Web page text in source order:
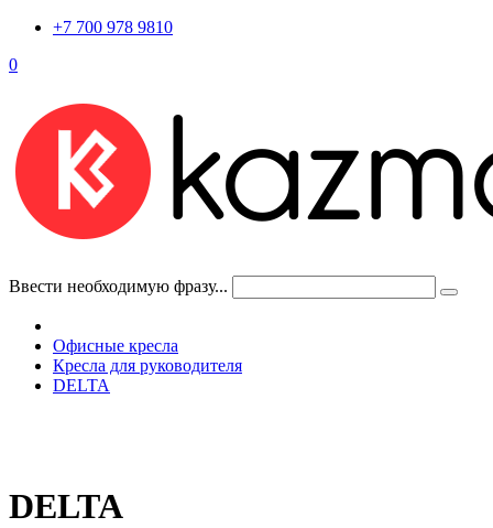
+7 700 978 9810
0
Ввести необходимую фразу...
Офисные кресла
Кресла для руководителя
DELTA
DELTA